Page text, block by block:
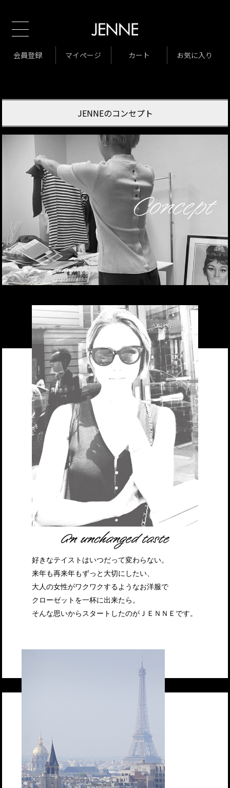
会員登録 マイページ カート お気に入り
JENNEのコンセプト
好きなテイストはいつだって変わらない。
来年も再来年もずっと大切にしたい、
大人の女性がワクワクするようなお洋服で
クローゼットを一杯に出来たら。
そんな思いからスタートしたのがＪＥＮＮＥです。